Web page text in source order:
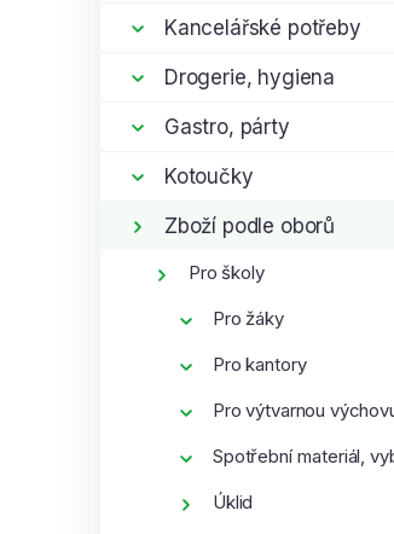
Kancelářské potřeby
Drogerie, hygiena
Gastro, párty
Kotoučky
Zboží podle oborů
Pro školy
Pro žáky
Pro kantory
Pro výtvarnou
Spotřební materiál,
Úklid